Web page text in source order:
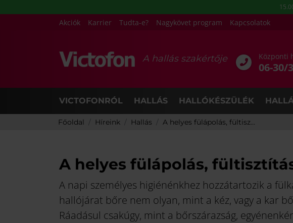
Akciók Karrier Tudta-e? Nagykövet program Kapcsolatok
A hallás szakértője Központi
06-30/
VICTOFONRÓL HALLÁS HALLÓKÉSZÜLÉK
Főoldal Híreink Hallás A helyes fülápolás, fültisz...
A helyes fülápolás,
A napi személyes higiénénkhez hozzátartozik a
hallójárat bőre nem olyan, mint a kéz, vagy a kar
Ráadásul csakúgy, mint a bőrszárazság,